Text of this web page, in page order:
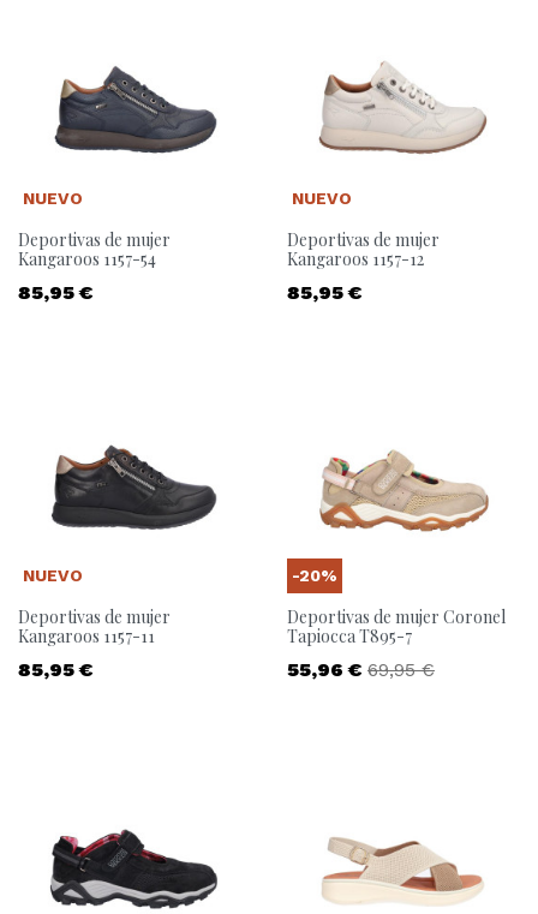
Deportivas de mujer
Kangaroos 1157-54
Precio
85,95 €
NUEVO
Deportivas de mujer
Kangaroos 1157-12
Precio
85,95 €
NUEVO
Deportivas de mujer
Kangaroos 1157-11
Precio
85,95 €
NUEVO
Deportivas de mujer Coronel
Tapiocca T895-7
Precio
55,96 € Precio base
69,95 €
-20%